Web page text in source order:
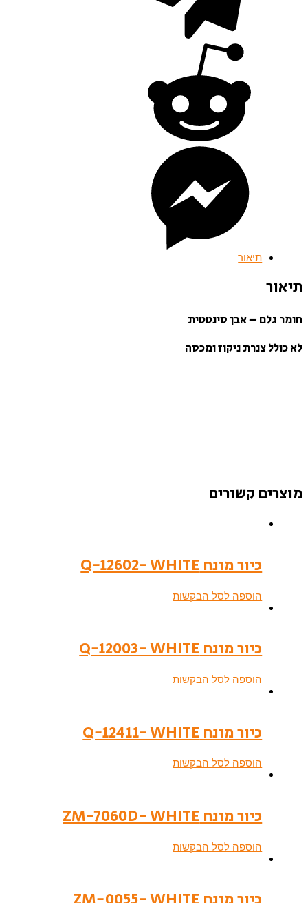
תיאור
תיאור
חומר גלם – אבן סינטטית
לא כולל צנרת ניקוז ומכסה
מוצרים קשורים
כיור מונח Q-12602- WHITE
הוספה לסל הבקשות
כיור מונח Q-12003- WHITE
הוספה לסל הבקשות
כיור מונח Q-12411- WHITE
הוספה לסל הבקשות
כיור מונח ZM-7060D- WHITE
הוספה לסל הבקשות